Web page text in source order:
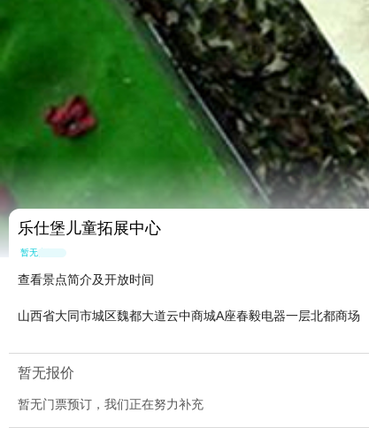
乐仕堡儿童拓展中心
暂无点评
查看景点简介及开放时间
山西省大同市城区魏都大道云中商城A座春毅电器一层北都商场
暂无报价
暂无门票预订，我们正在努力补充